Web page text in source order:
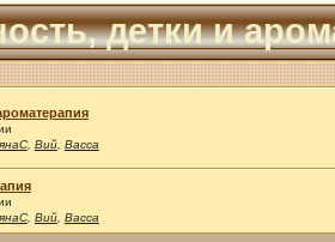
детки и
, Вий, Васса
, Вий, Васса